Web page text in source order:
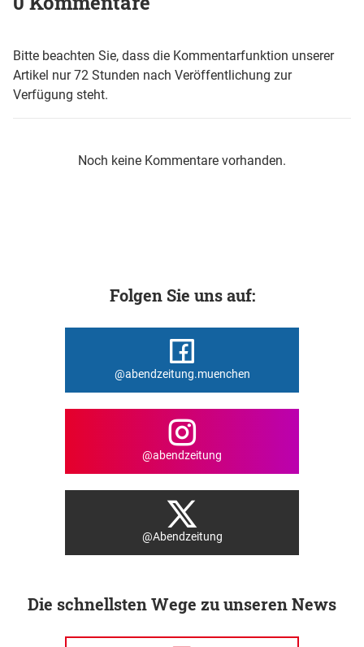
Bitte beachten Sie, dass die Kommentarfunktion unserer
Artikel nur 72 Stunden nach Veröffentlichung zur
Verfügung steht.
Noch keine Kommentare vorhanden.
Folgen Sie uns auf:
@abendzeitung.muenchen
@abendzeitung
@Abendzeitung
Die schnellsten Wege zu unseren News